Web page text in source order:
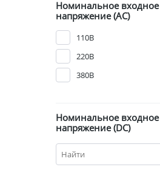
Номинальное входное
напряжение (AC)
110В
220В
380В
Номинальное входное
напряжение (DC)